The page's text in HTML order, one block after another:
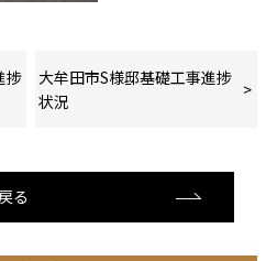
捗
大牟田市S様邸基礎工事進捗
状況
る